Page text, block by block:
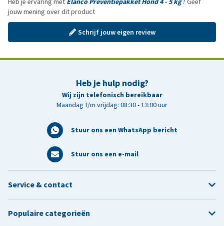
jouw mening over dit product
Schrijf jouw eigen review
Heb je hulp nodig?
Wij zijn telefonisch bereikbaar
Maandag t/m vrijdag: 08:30 - 13:00 uur
Stuur ons een WhatsApp bericht
Stuur ons een e-mail
Service & contact
Populaire categorieën